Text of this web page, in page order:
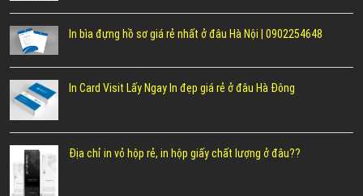
In bìa đựng hồ sơ giá rẻ nhất ở đâu Hà Nội | 0902254648
In Card Visit Lấy Ngay In đẹp giá rẻ ở đâu Hà Đông
Địa chỉ in vỏ hộp rẻ, in hộp giấy chất lượng ở đâu??